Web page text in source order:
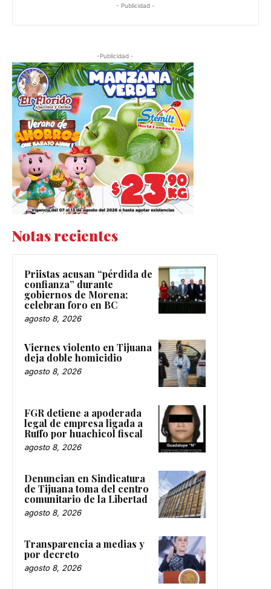
- Publicidad -
-Publicidad -
Notas recientes
Priistas acusan “pérdida de
confianza” durante
gobiernos de Morena;
celebran foro en BC
agosto 8, 2026
Viernes violento en Tijuana
deja doble homicidio
agosto 8, 2026
FGR detiene a apoderada
legal de empresa ligada a
Ruffo por huachicol fiscal
agosto 8, 2026
Denuncian en Sindicatura
de Tijuana toma del centro
comunitario de la Libertad
agosto 8, 2026
Transparencia a medias y
por decreto
agosto 8, 2026